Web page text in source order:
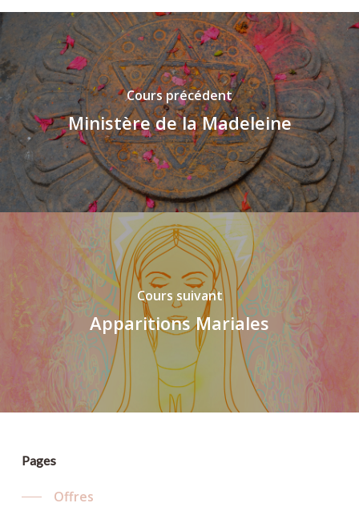
Cours précédent
Ministère de la Madeleine
Cours suivant
Apparitions Mariales
Pages
Offres